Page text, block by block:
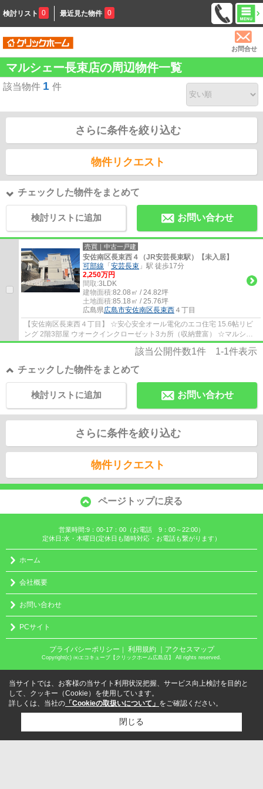
検討リスト 0 最近見た物件 0
お問合せ
マルシェー長束店の周辺物件一覧
該当物件 1 件
さらに条件を絞り込む
物件リクエスト
チェックした物件をまとめて
検討リストに追加 お問い合わせ
売買｜中古一戸建
安佐南区長束西４（JR安芸長束駅）【未入居】
可部線 「 安芸長束 」駅 徒歩17分
2,250万円
間取:3LDK
建物面積:82.08㎡ / 24.82坪
土地面積:85.18㎡ / 25.76坪
広島県広島市安佐南区長束西 ４丁目
【安佐南区長束西４丁目】 ☆安心安全オール電化のエコ住宅 15.6帖リビ
ング 2階3部屋 ウオークインクローゼット3カ所（収納豊富） ☆マルシェ
長束店 徒歩15分 ☆フレスタ長束店 徒歩20...
該当公開件数1件 1-1件表示
チェックした物件をまとめて
お問い合わせ
検討リストに追加
さらに条件を絞り込む
物件リクエスト
ページトップに戻る
営業時間:9：00-17：00（お電話 9：00～22:00）
定休日:水・木曜日(定休日も随時対応・お電話も繋がります）
ホーム
会社概要
お問い合わせ
PCサイト
プライバシーポリシー ｜ 利用規約 ｜アクセスマップ
Copyright(c) ㈱エコキューブ【クリックホーム広島店】 All rights reserved.
当サイトでは、お客様の当サイト利用状況把握、サービス向上検討を目的と
して、クッキー（Cookie）を使用しています。
詳しくは、当社の 「Cookieの取扱いについて」 をご確認ください。
閉じる